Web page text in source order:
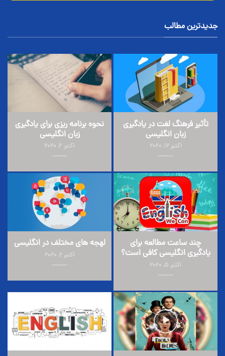
جدیدترین مطالب
تأثیر فرهنگ لغت در یادگیری
زبان انگلیسی
اکتبر 12, 2020
نحوه برنامه ریزی برای یادگیری
زبان انگلیسی
اکتبر 6, 2020
چند ساعت مطالعه برای
یادگیری انگلیسی کافی است؟
اکتبر 5, 2020
لهجه های مختلف در انگلیسی
اکتبر 2, 2020